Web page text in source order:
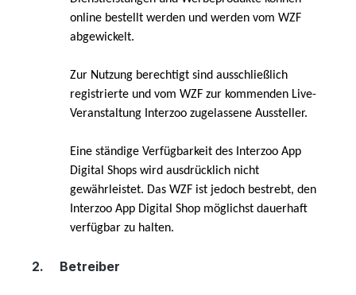
online bestellt werden und werden vom WZF
abgewickelt.
Zur Nutzung berechtigt sind ausschließlich
registrierte und vom WZF zur kommenden Live-
Veranstaltung Interzoo zugelassene Aussteller.
Eine ständige Verfügbarkeit des Interzoo App
Digital Shops wird ausdrücklich nicht
gewährleistet. Das WZF ist jedoch bestrebt, den
Interzoo App Digital Shop möglichst dauerhaft
verfügbar zu halten.
2. Betreiber